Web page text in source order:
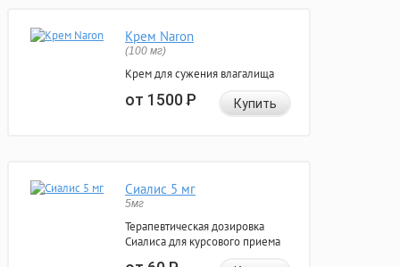
Крем Naron
(100 мг)
Крем для сужения влагалища
от 1500Р Купить
Сиалис 5 мг
5мг
Терапевтическая дозировка
Сиалиса для курсового приема